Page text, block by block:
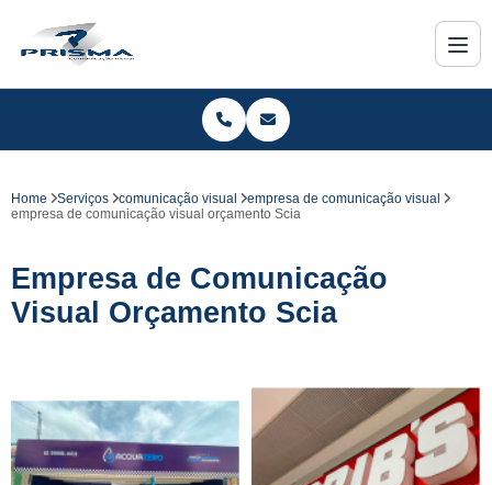
Home Serviços comunicação visual
empresa de comunicação visual
empresa de comunicação visual orçamento Scia
Empresa de Comunicação
Visual Orçamento Scia